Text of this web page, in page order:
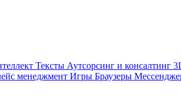
Тексты Аутсорсинг и консалтинг
менеджмент Игры Браузеры